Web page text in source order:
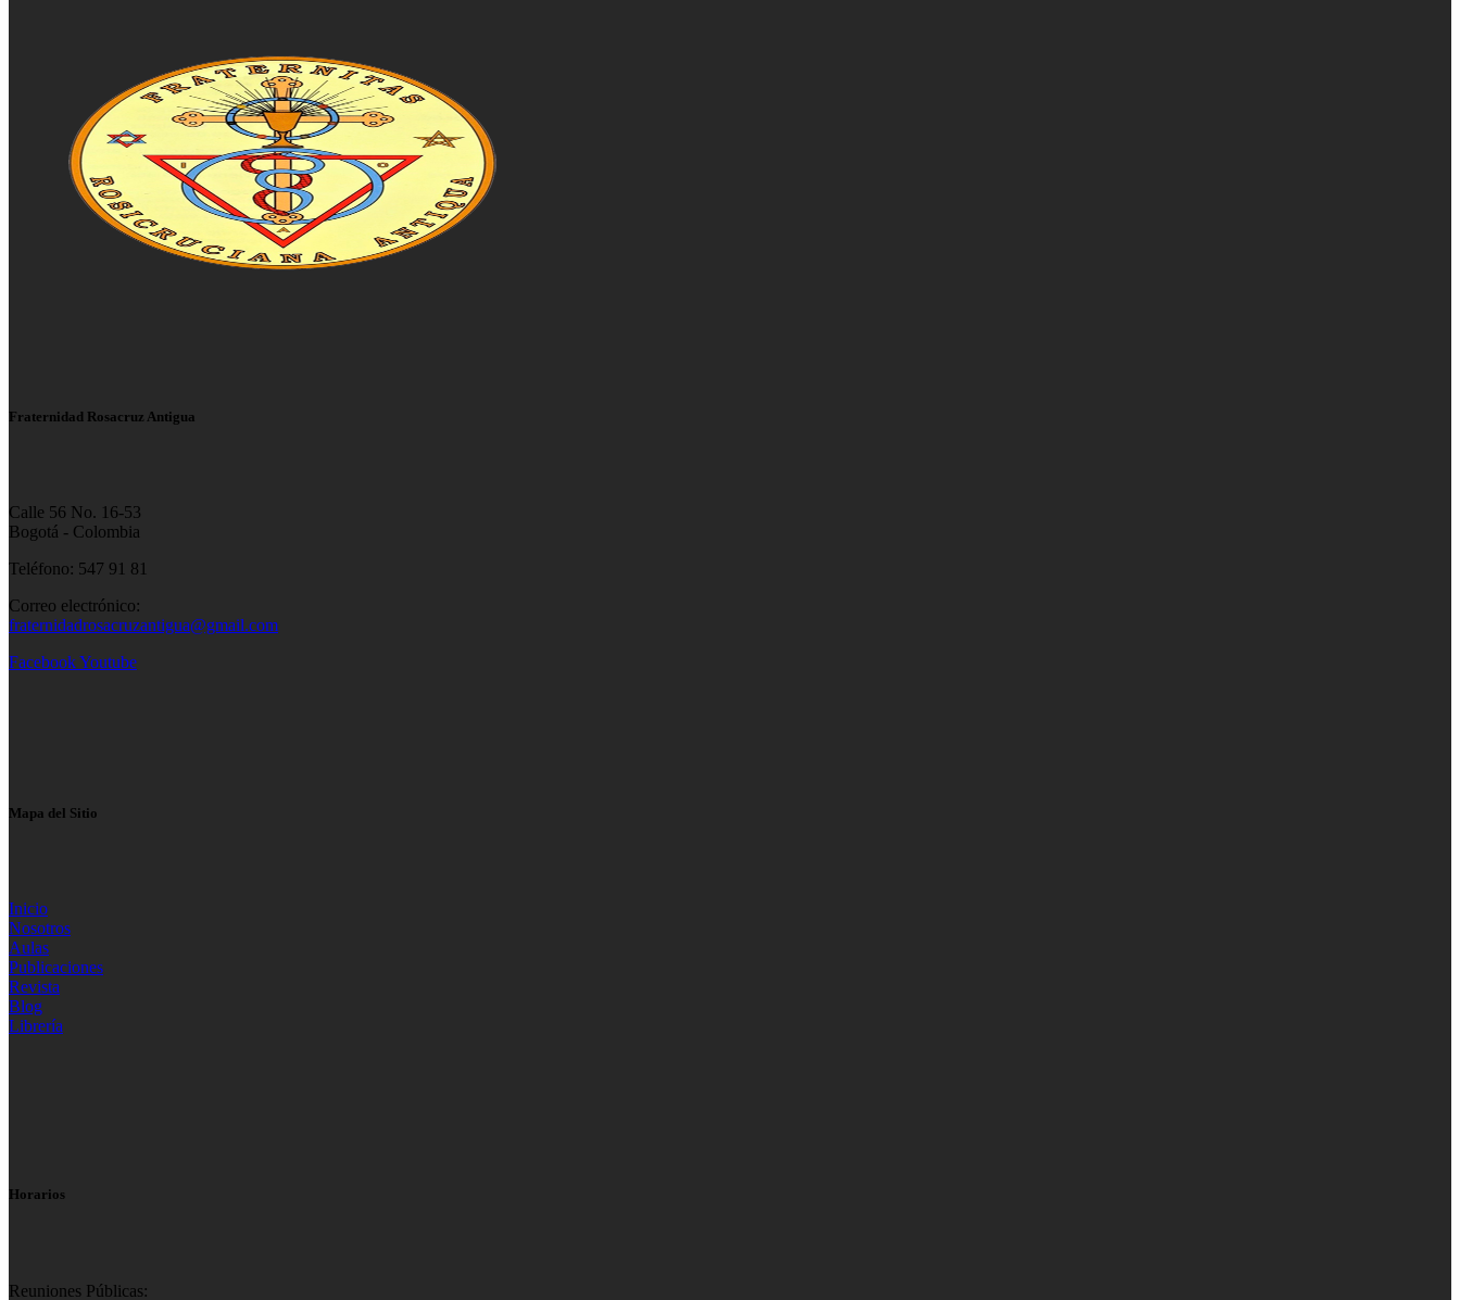
Fraternidad Rosacruz Antigua
Calle 56 No. 16-53
Bogotá - Colombia
Teléfono: 547 91 81
Correo electrónico:
fraternidadrosacruzantigua@gmail.com
FacebookYoutube
Mapa del Sitio
Inicio
Nosotros
Aulas
Publicaciones
Revista
Blog
Librería
Horarios
Reuniones Públicas: